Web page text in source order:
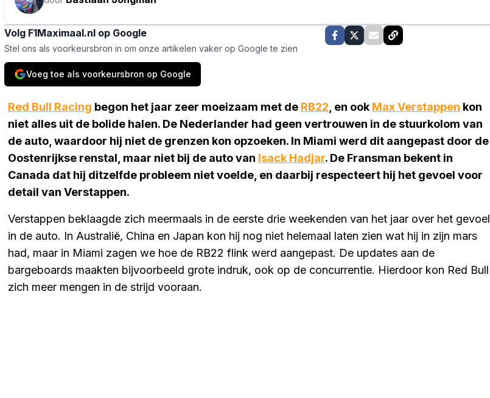
Volg F1Maximaal.nl op Google
Stel ons als voorkeursbron in om onze artikelen vaker op Google te zien
Voeg toe als voorkeursbron op Google
Red Bull Racing begon het jaar zeer moeizaam met de RB22 , en ook Max Verstappen kon
niet alles uit de bolide halen. De Nederlander had geen vertrouwen in de stuurkolom van
de auto, waardoor hij niet de grenzen kon opzoeken. In Miami werd dit aangepast door de
Oostenrijkse renstal, maar niet bij de auto van Isack Hadjar. De Fransman bekent in
Canada dat hij ditzelfde probleem niet voelde, en daarbij respecteert hij het gevoel voor
detail van Verstappen.
Verstappen beklaagde zich meermaals in de eerste drie weekenden van het jaar over het gevoel
in de auto. In Australië, China en Japan kon hij nog niet helemaal laten zien wat hij in zijn mars
had, maar in Miami zagen we hoe de RB22 flink werd aangepast. De updates aan de
bargeboards maakten bijvoorbeeld grote indruk, ook op de concurrentie. Hierdoor kon Red Bull
zich meer mengen in de strijd vooraan.